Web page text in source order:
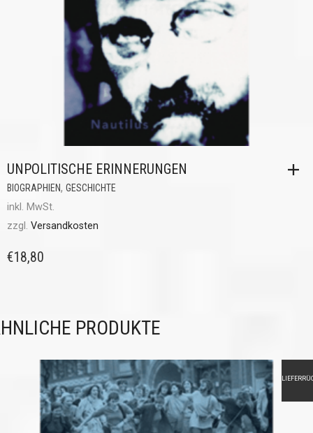
UNPOLITISCHE ERINNERUNGEN
BIOGRAPHIEN, GESCHICHTE
inkl. MwSt.
zzgl. Versandkosten
€18,80
PRODUKTE